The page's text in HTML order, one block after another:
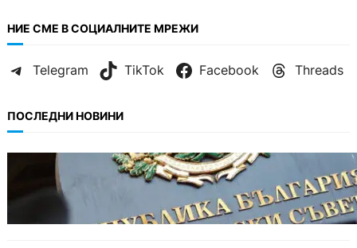
НИЕ СМЕ В СОЦИАЛНИТЕ МРЕЖИ
Telegram TikTok Facebook Threads
ПОСЛЕДНИ НОВИНИ
БЪЛГАРИЯ
Кабинетът прие нов статут за професиите в
спортната подготовка